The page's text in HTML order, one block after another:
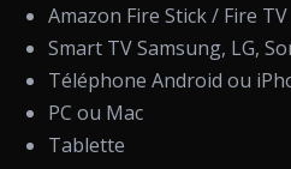
Amazon Fire Stick / Fire TV
Smart TV Samsung, LG,
Téléphone Android ou
PC ou Mac
Tablette